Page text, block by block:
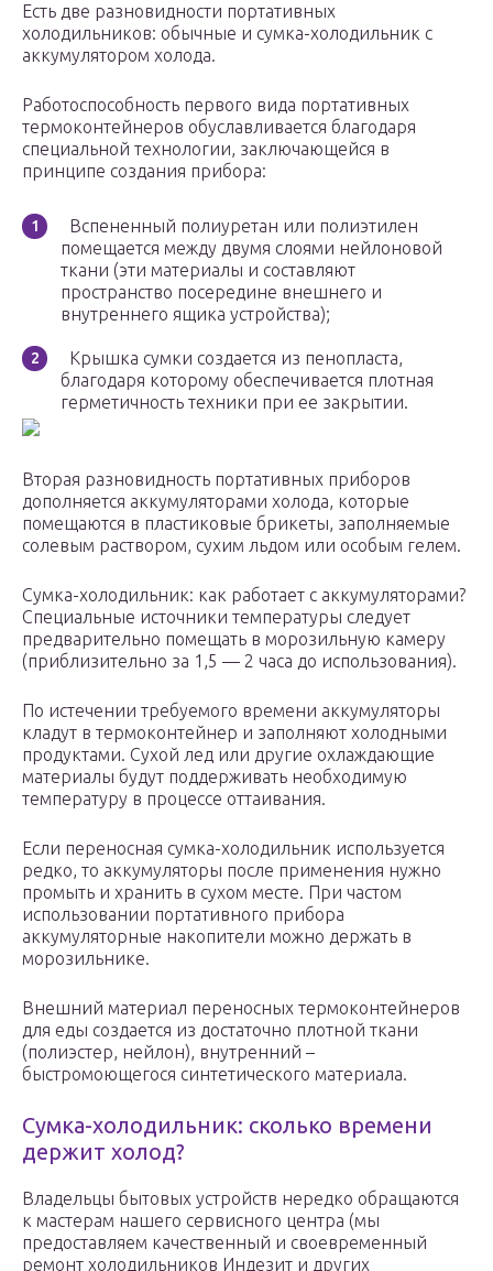
Есть две разновидности портативных
холодильников: обычные и сумка-холодильник с
аккумулятором холода.
Работоспособность первого вида портативных
термоконтейнеров обуславливается благодаря
специальной технологии, заключающейся в
принципе создания прибора:
Вспененный полиуретан или полиэтилен
помещается между двумя слоями нейлоновой
ткани (эти материалы и составляют
пространство посередине внешнего и
внутреннего ящика устройства);
Крышка сумки создается из пенопласта,
благодаря которому обеспечивается плотная
герметичность техники при ее закрытии.
Вторая разновидность портативных приборов
дополняется аккумуляторами холода, которые
помещаются в пластиковые брикеты, заполняемые
солевым раствором, сухим льдом или особым гелем.
Сумка-холодильник: как работает с аккумуляторами?
Специальные источники температуры следует
предварительно помещать в морозильную камеру
(приблизительно за 1,5 — 2 часа до использования).
По истечении требуемого времени аккумуляторы
кладут в термоконтейнер и заполняют холодными
продуктами. Сухой лед или другие охлаждающие
материалы будут поддерживать необходимую
температуру в процессе оттаивания.
Если переносная сумка-холодильник используется
редко, то аккумуляторы после применения нужно
промыть и хранить в сухом месте. При частом
использовании портативного прибора
аккумуляторные накопители можно держать в
морозильнике.
Внешний материал переносных термоконтейнеров
для еды создается из достаточно плотной ткани
(полиэстер, нейлон), внутренний –
быстромоющегося синтетического материала.
Сумка-холодильник: сколько времени
держит холод?
Владельцы бытовых устройств нередко обращаются
к мастерам нашего сервисного центра (мы
предоставляем качественный и своевременный
ремонт холодильников Индезит и других